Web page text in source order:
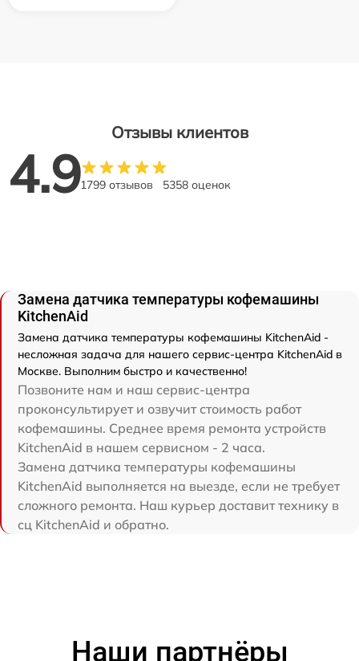
Отзывы клиентов
4.91799 отзывов 5358 оценок
Замена датчика температуры кофемашины
KitchenAid
Замена датчика температуры кофемашины KitchenAid -
несложная задача для нашего сервис-центра KitchenAid в
Москве. Выполним быстро и качественно!
Позвоните нам и наш сервис-центра
проконсультирует и озвучит стоимость работ
кофемашины. Среднее время ремонта устройств
KitchenAid в нашем сервисном - 2 часа.
Замена датчика температуры кофемашины
KitchenAid выполняется на выезде, если не требует
сложного ремонта. Наш курьер доставит технику в
сц KitchenAid и обратно.
Наши партнёры